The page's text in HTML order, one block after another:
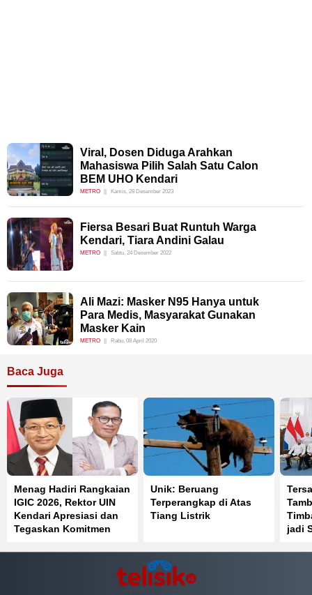
Viral, Dosen Diduga Arahkan
Mahasiswa Pilih Salah Satu Calon
BEM UHO Kendari
METRO Kamis, 28 Desember 2023
Fiersa Besari Buat Runtuh Warga
Kendari, Tiara Andini Galau
METRO Sabtu, 24 Desember 2022
Ali Mazi: Masker N95 Hanya untuk
Para Medis, Masyarakat Gunakan
Masker Kain
METRO Rabu, 08 April 2020
Baca Juga
Menag Hadiri Rangkaian
IGIC 2026, Rektor UIN
Kendari Apresiasi dan
Tegaskan Komitmen
Unik: Beruang
Terperangkap di Atas
Tiang Listrik
jadi